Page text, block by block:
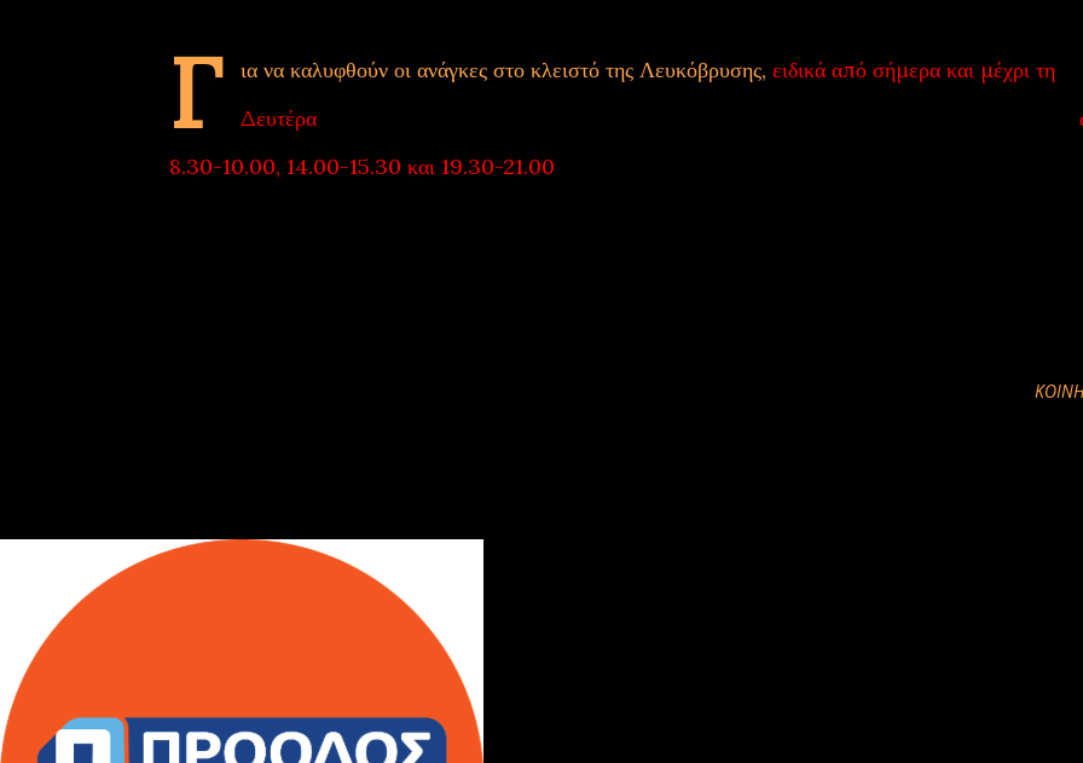
Γ ια να καλυφθούν οι ανάγκες στο κλειστό της Λευκόβρυσης, ειδικά από σήμερα και μέχρι τη
Δευτέρα
8.30-10.00, 14.00-15.30 και 19.30-21.00